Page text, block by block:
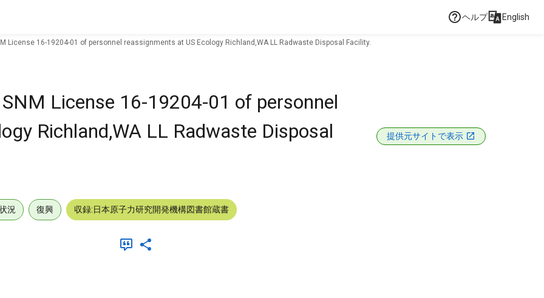
ヘルプ English
License 16-19204-01 of personnel reassignments at US Ecology Richland,WA LL Radwaste Disposal Facility.
License 16-19204-01 of personnel
Richland,WA LL Radwaste Disposal
提供元サイトで表示
況 復興 収録:日本原子力研究開発機構図書館蔵書